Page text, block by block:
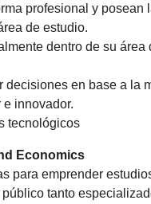
profesional y
de estudio.
dentro de su
decisiones en base a la
innovador.
tecnológicos
Economics
emprender
tanto